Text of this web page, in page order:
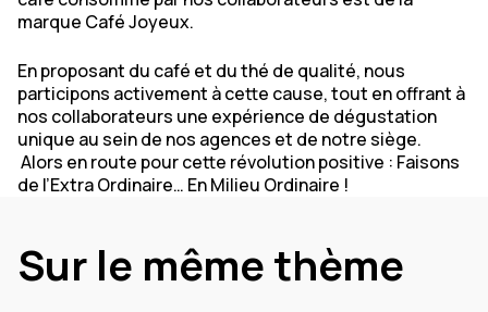
marque Café Joyeux.
En proposant du café et du thé de qualité, nous
participons activement à cette cause, tout en offrant à
nos collaborateurs une expérience de dégustation
unique au sein de nos agences et de notre siège.
Alors en route pour cette révolution positive : Faisons
de l’Extra Ordinaire… En Milieu Ordinaire !
Sur le même thème